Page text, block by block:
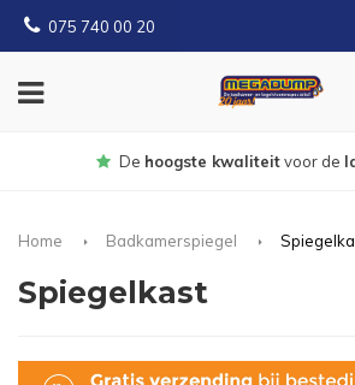
075 740 00 20
Gratisbezorgd vanaf €
Home Badkamerspiegel
Spiegelkast